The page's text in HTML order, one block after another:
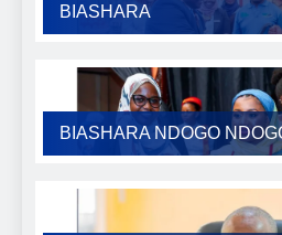
BIASHARA
BIASHARA NDOGO